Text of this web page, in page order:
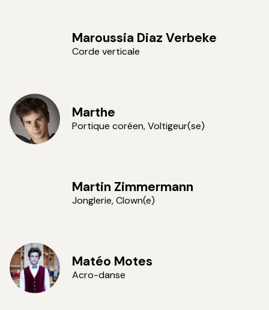
Maroussia Diaz Verbeke
Corde verticale
Marthe
Portique coréen, Voltigeur(se)
Martin Zimmermann
Jonglerie, Clown(e)
Matéo Motes
Acro-danse